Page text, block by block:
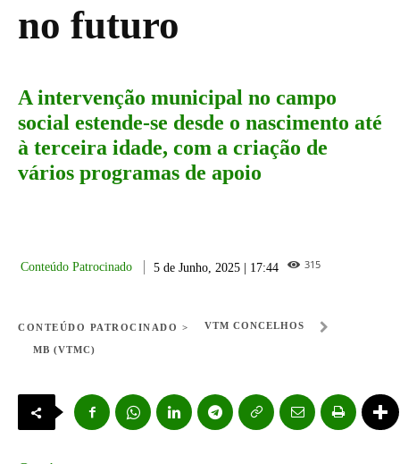
no futuro
A intervenção municipal no campo
social estende-se desde o nascimento até
à terceira idade, com a criação de
vários programas de apoio
Conteúdo Patrocinado 5 de Junho, 2025 | 17:44 315
CONTEÚDO PATROCINADO > VTM CONCELHOS
MB (VTMC)